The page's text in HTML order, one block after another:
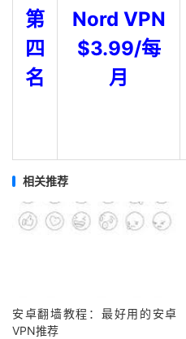
第
四
名
Nord VPN
$3.99/每
月
相关推荐
安卓翻墙教程：最好用的安卓
VPN推荐